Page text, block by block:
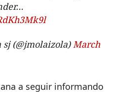
(@jmolaizola) March
a seguir informando